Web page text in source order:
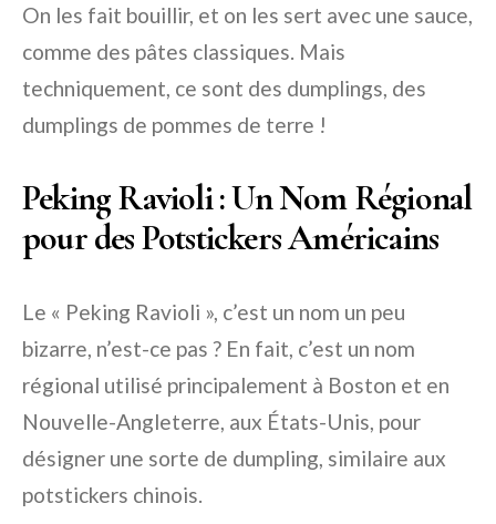
On les fait bouillir, et on les sert avec une sauce,
comme des pâtes classiques. Mais
techniquement, ce sont des dumplings, des
dumplings de pommes de terre !
Peking Ravioli : Un Nom Régional
pour des Potstickers Américains
Le « Peking Ravioli », c’est un nom un peu
bizarre, n’est-ce pas ? En fait, c’est un nom
régional utilisé principalement à Boston et en
Nouvelle-Angleterre, aux États-Unis, pour
désigner une sorte de dumpling, similaire aux
potstickers chinois.